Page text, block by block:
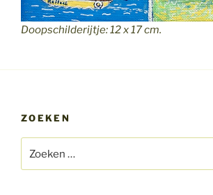
Doopschilderijtje: 12 x 17 cm.
ZOEKEN
naar: